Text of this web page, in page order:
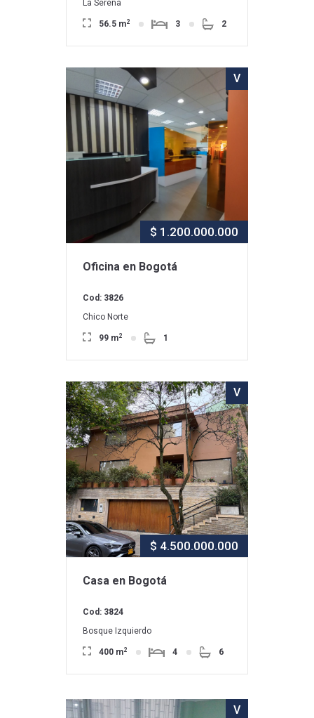
La Serena
56.5 m2 3 2
V
$ 1.200.000.000
Oficina en Bogotá
Cod: 3826
Chico Norte
99 m2 1
V
$ 4.500.000.000
Casa en Bogotá
Cod: 3824
Bosque Izquierdo
400 m2 4 6
V